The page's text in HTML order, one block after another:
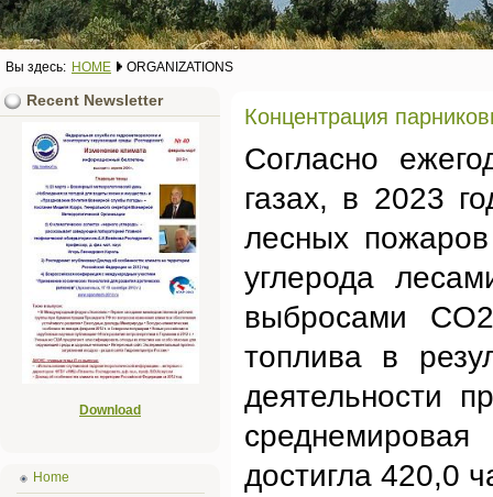
Вы здесь: HOME ORGANIZATIONS
Концентрация
Согласно
газах, в 2023
лесных
углерода
выбросами
топлива в
деятельности
достигла 420,0
Recent Newsletter
Download
Home